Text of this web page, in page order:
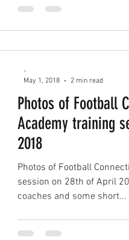
Photos of Football
Academy training
2018
Photos of Football
session on 28th of April 2018 . 💡Here are our
coaches and some short...
-
May 1, 2018
2 min read